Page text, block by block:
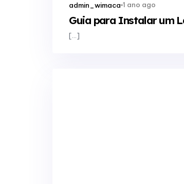
admin_wimaca 1 ano ago
Guia para Instalar um
[…]